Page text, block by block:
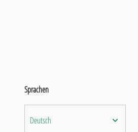
Sprachen
Deutsch